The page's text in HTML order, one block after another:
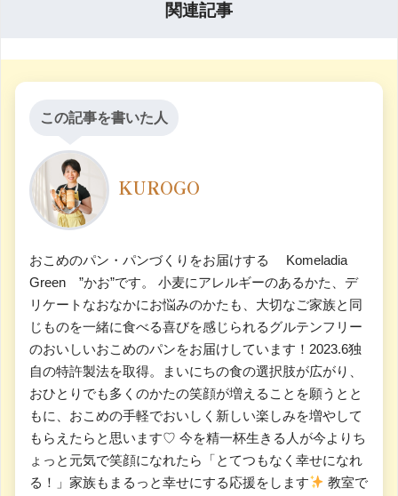
関連記事
この記事を書いた人
KUROGO
おこめのパン・パンづくりをお届けする Komeladia
Green ”かお”です。 小麦にアレルギーのあるかた、デ
リケートなおなかにお悩みのかたも、大切なご家族と同
じものを一緒に食べる喜びを感じられるグルテンフリー
のおいしいおこめのパンをお届けしています！2023.6独
自の特許製法を取得。まいにちの食の選択肢が広がり、
おひとりでも多くのかたの笑顔が増えることを願うとと
もに、おこめの手軽でおいしく新しい楽しみを増やして
もらえたらと思います♡ 今を精一杯生きる人が今よりち
ょっと元気で笑顔になれたら「とてつもなく幸せになれ
る！」家族もまるっと幸せにする応援をします
教室で